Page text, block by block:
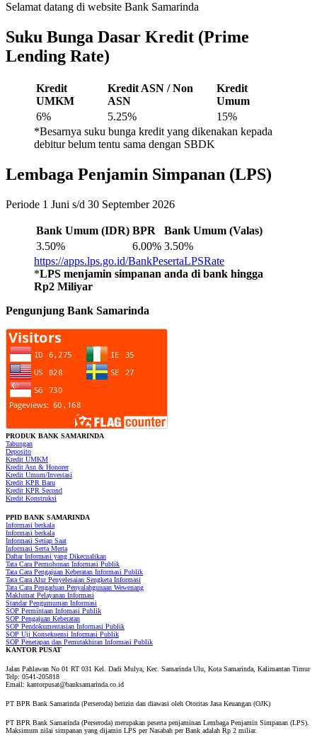
Selamat datang di website Bank Samarinda
Suku Bunga Dasar Kredit (Prime
Lending Rate)
Kredit
UMKM
Kredit ASN / Non
ASN
Kredit
Umum
6%
5.25%
15%
*Besarnya suku bunga kredit yang dikenakan kepada
debitur belum tentu sama dengan SBDK
Lembaga Penjamin Simpanan (LPS)
Periode 1 Juni s/d 30 September 2026
Bank Umum (IDR) BPR
Bank Umum (Valas)
3.50%
6.00% 3.50%
https://apps.lps.go.id/BankPesertaLPSRate
*LPS menjamin simpanan anda di bank hingga
Rp2 Miliyar
Pengunjung Bank Samarinda
PRODUK BANK SAMARINDA
Tabungan
Deposito
Kredit UMKM
Kredit Asn & Honorer
Kredit Umum/Investasi
Kredit KPR Baru
Kredit KPR Second
Kredit Konstruksi
PPID BANK SAMARINDA
Informasi berkala
Informasi berkala
Informasi Setiap Saat
Informasi Serta Merta
Daftar Informasi yang Dikecualikan
Tata Cara Permohonan Informasi Publik
Tata Cara Pengajuan Keberatan Informasi Publik
Tata Cara Alur Penyelesaian Sengketa Informasi
Tata Cara Pengaduan Penyalahgunaan Wewenang
Maklumat Pelayanan Informasi
Standar Pengumuman Informasi
SOP Permintaan Infomasi Publik
SOP Pengajuan Keberatan
SOP Pendokumentasian Informasi Publik
SOP Uji Konsekuensi Informasi Publik
SOP Penetapan dan Pemutakhiran Informasi Publik
KANTOR PUSAT
Jalan Pahlawan No 01 RT 031 Kel. Dadi Mulya, Kec. Samarinda Ulu, Kota Samarinda, Kalimantan Timur
Telp: 0541-205818
Email: kantorpusat@banksamarinda.co.id
PT BPR Bank Samarinda (Perseroda) berizin dan diawasi oleh Otoritas Jasa Keuangan (OJK)
PT BPR Bank Samarinda (Perseroda) merupakan peserta penjaminan Lembaga Penjamin Simpanan (LPS).
Maksimum nilai simpanan yang dijamin LPS per Nasabah per Bank adalah Rp 2 miliar.